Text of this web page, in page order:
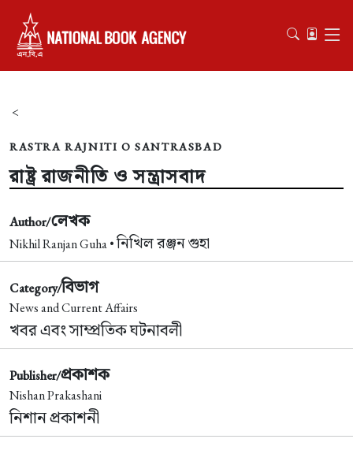
<
RASTRA RAJNITI O SANTRASBAD
রাষ্ট্র রাজনীতি ও সন্ত্রাসবাদ
Author/লেখক
Nikhil Ranjan Guha •নিখিল রঞ্জন গুহা
Category/বিভাগ
News and Current Affairs
খবর এবং সাম্প্রতিক ঘটনাবলী
Publisher/প্রকাশক
Nishan Prakashani
নিশান প্রকাশনী